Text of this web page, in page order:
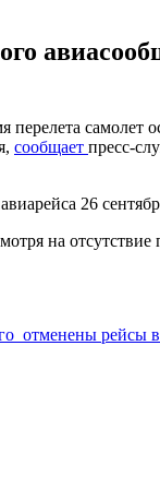
самолет
сообщает пресс-
26
на
отменены рейсы